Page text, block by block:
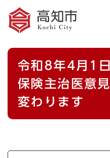
メニューを
本
令和8年4月1
保険主治医意
変わります